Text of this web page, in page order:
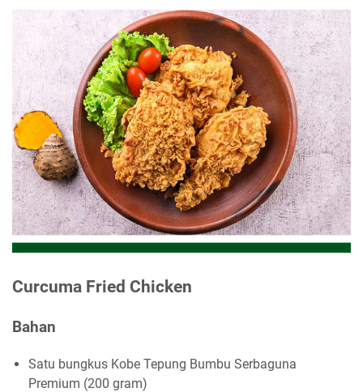
Curcuma Fried Chicken
Bahan
Satu bungkus Kobe Tepung Bumbu Serbaguna
Premium (200 gram)